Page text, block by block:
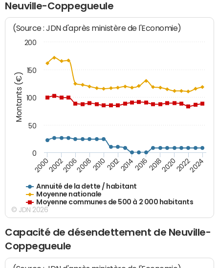
Neuville-Coppegueule
Montants (€)
(Source : JDN d'après ministère de l'Economie)
Annuité de la dette / habitant
Moyenne nationale
Moyenne communes de 500 à 2 000 habitants
200020022006200820102012201420162018202020222024
0
50
100
150
200
© JDN 2026
Capacité de désendettement de Neuville-
Coppegueule